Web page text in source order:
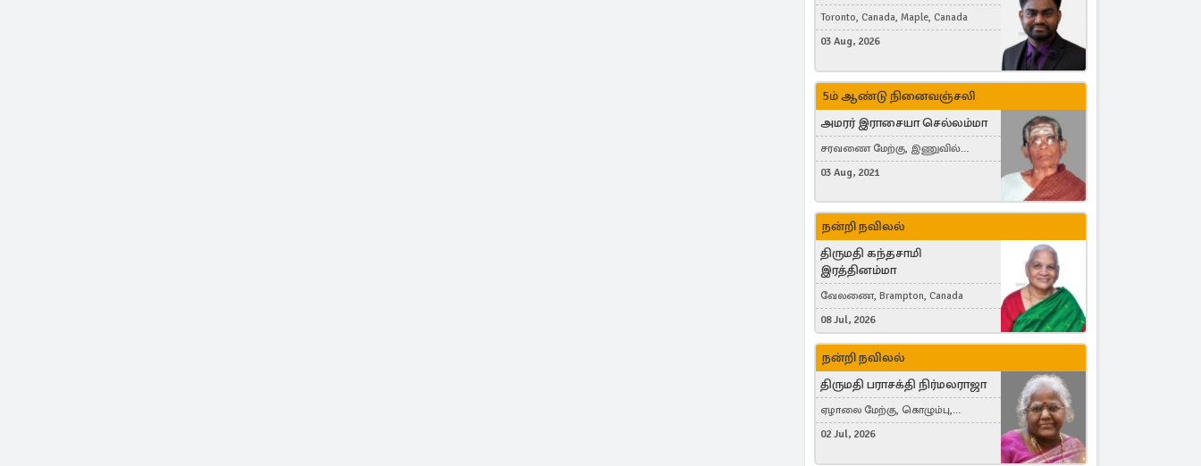
Toronto, Canada, Maple, Canada
03 Aug, 2026
5ம் ஆண்டு நினைவஞ்சலி
அமரர் இராசையா செல்லம்மா
சரவணை மேற்கு, இணுவில்
கிழக்கு
03 Aug, 2021
நன்றி நவிலல்
திருமதி கந்தசாமி
இரத்தினம்மா
வேலணை, Brampton, Canada
08 Jul, 2026
நன்றி நவிலல்
திருமதி பராசக்தி நிர்மலராஜா
ஏழாலை மேற்கு, கொழும்பு,
தங்காலை, London, United Kingdom
02 Jul, 2026